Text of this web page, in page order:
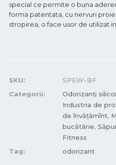
special ce permite o buna
forma patentata, cu nervuri
stropirea, o face usor de utilizat
SKU:
SPEW-BF
Categorii:
Odorizanți
Industria de
de învățămînt,
bucătărie,
Fitness
Tag:
odorizant